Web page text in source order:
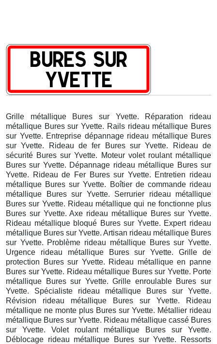
Grille métallique Bures sur Yvette. Réparation rideau
métallique Bures sur Yvette. Rails rideau métallique Bures
sur Yvette. Entreprise dépannage rideau métallique Bures
sur Yvette. Rideau de fer Bures sur Yvette. Rideau de
sécurité Bures sur Yvette. Moteur volet roulant métallique
Bures sur Yvette. Dépannage rideau métallique Bures sur
Yvette. Rideau de Fer Bures sur Yvette. Entretien rideau
métallique Bures sur Yvette. Boîtier de commande rideau
métallique Bures sur Yvette. Serrurier rideau métallique
Bures sur Yvette. Rideau métallique qui ne fonctionne plus
Bures sur Yvette. Axe rideau métallique Bures sur Yvette.
Rideau métallique bloqué Bures sur Yvette. Expert rideau
métallique Bures sur Yvette. Artisan rideau métallique Bures
sur Yvette. Problème rideau métallique Bures sur Yvette.
Urgence rideau métallique Bures sur Yvette. Grille de
protection Bures sur Yvette. Rideau métallique en panne
Bures sur Yvette. Rideau métallique Bures sur Yvette. Porte
métallique Bures sur Yvette. Grille enroulable Bures sur
Yvette. Spécialiste rideau métallique Bures sur Yvette.
Révision rideau métallique Bures sur Yvette. Rideau
métallique ne monte plus Bures sur Yvette. Métallier rideau
métallique Bures sur Yvette. Rideau métallique cassé Bures
sur Yvette. Volet roulant métallique Bures sur Yvette.
Déblocage rideau métallique Bures sur Yvette. Ressorts